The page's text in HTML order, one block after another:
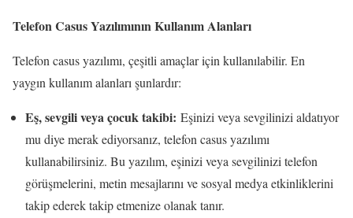
Telefon Casus Yazılımının Kullanım Alanları
Telefon casus yazılımı, çeşitli amaçlar için kullanılabilir. En
yaygın kullanım alanları şunlardır:
Eş, sevgili veya çocuk takibi: Eşinizi veya sevgilinizi aldatıyor
mu diye merak ediyorsanız, telefon casus yazılımı
kullanabilirsiniz. Bu yazılım, eşinizi veya sevgilinizi telefon
görüşmelerini, metin mesajlarını ve sosyal medya etkinliklerini
takip ederek takip etmenize olanak tanır.